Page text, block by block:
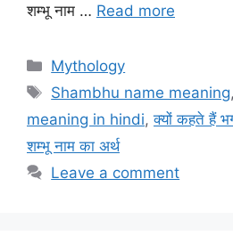
शम्भू नाम … Read more
C
a
e
g
o
Mythology
T
s
Shambhu name meaning,
meaning in hindi,क्यों कहते हैं
शम्भू नाम का अर्थ
Leave a comment